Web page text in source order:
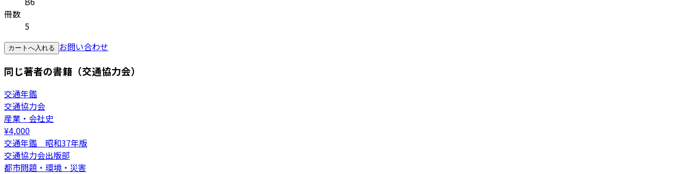
冊数
5
カートへ入れる お問い合わせ
同じ著者の書籍（交通協力会）
交通年鑑
交通協力会
産業・会社史
¥4,000
交通年鑑 昭和37年版
交通協力会出版部
都市問題・環境・災害